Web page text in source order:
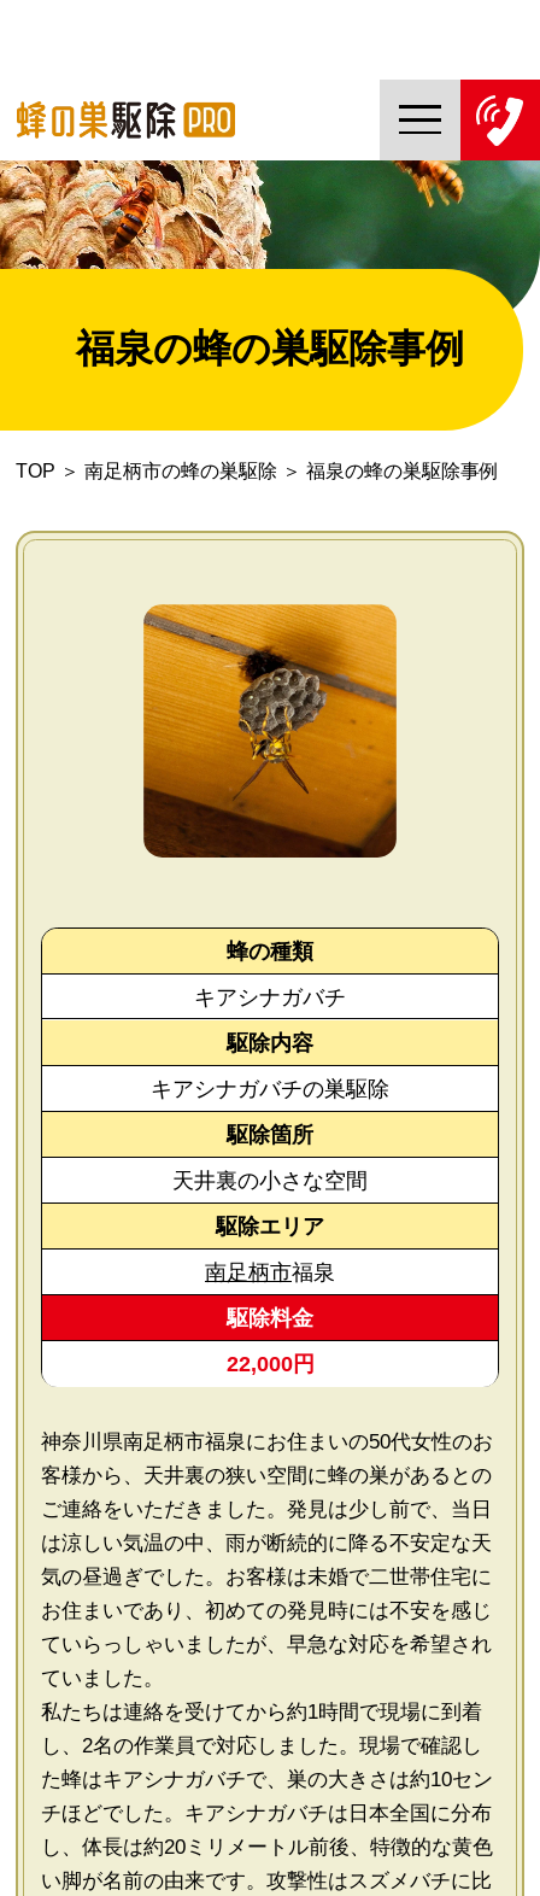
TOP
蜂の巣駆除PROについて
蜂の巣駆除ご依頼の流れ
対応エリア一覧
会社概要
お問い合わせ
個人情報保護方針
福泉の蜂の巣駆除事例
TOP ＞ 南足柄市の蜂の巣駆除 ＞ 福泉の蜂の巣駆除事例
蜂の種類
キアシナガバチ
駆除内容
キアシナガバチの巣駆除
駆除箇所
天井裏の小さな空間
駆除エリア
南足柄市福泉
駆除料金
22,000円
神奈川県南足柄市福泉にお住まいの50代女性のお
客様から、天井裏の狭い空間に蜂の巣があるとの
ご連絡をいただきました。発見は少し前で、当日
は涼しい気温の中、雨が断続的に降る不安定な天
気の昼過ぎでした。お客様は未婚で二世帯住宅に
お住まいであり、初めての発見時には不安を感じ
ていらっしゃいましたが、早急な対応を希望され
ていました。
私たちは連絡を受けてから約1時間で現場に到着
し、2名の作業員で対応しました。現場で確認し
た蜂はキアシナガバチで、巣の大きさは約10セン
チほどでした。キアシナガバチは日本全国に分布
し、体長は約20ミリメートル前後、特徴的な黄色
い脚が名前の由来です。攻撃性はスズメバチに比